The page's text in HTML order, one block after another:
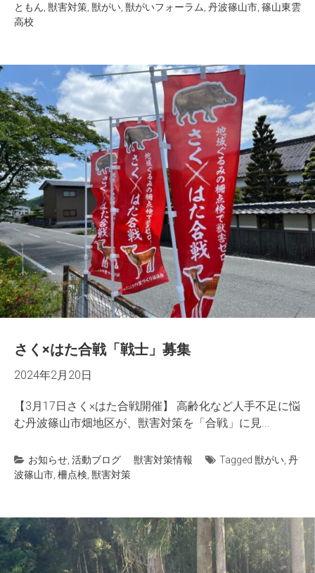
ともん 獣害対策 獣がい 獣がいフォーラム 丹波篠山市 篠山東雲
高校
さく×はた合戦「戦士」募集
2024年2月20日
【3月17日さく×はた合戦開催】 高齢化など人手不足に悩
む丹波篠山市畑地区が、獣害対策を「合戦」に見...
お知らせ 活動ブログ 獣害対策情報 Tagged 獣がい 丹
波篠山市 柵点検 獣害対策